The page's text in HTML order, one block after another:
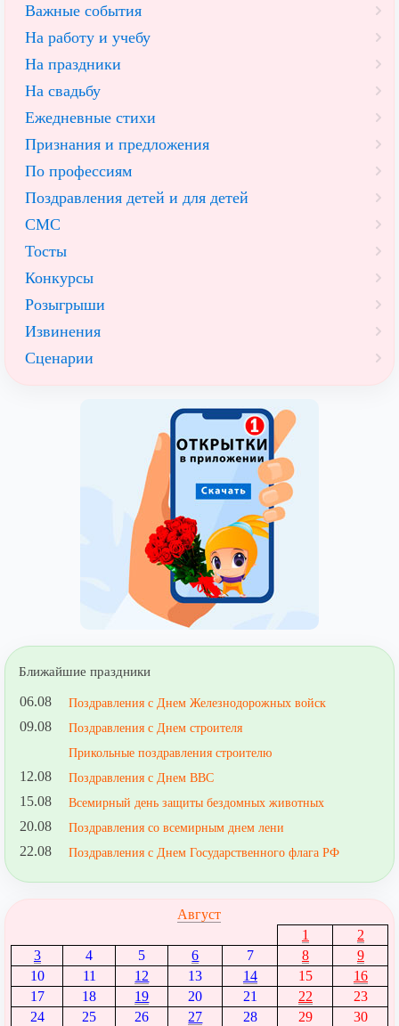
Важные события
На работу и учебу
На праздники
На свадьбу
Ежедневные стихи
Признания и предложения
По профессиям
Поздравления детей и для детей
СМС
Тосты
Конкурсы
Розыгрыши
Извинения
Сценарии
Ближайшие праздники
06.08 Поздравления с Днем Железнодорожных войск
09.08
Поздравления с Днем строителя
Прикольные поздравления строителю
12.08 Поздравления с Днем ВВС
15.08 Всемирный день защиты бездомных животных
20.08 Поздравления со всемирным днем лени
22.08 Поздравления с Днем Государственного флага РФ
Август
1
2
3
4 5 6 7 8
9
10
11 12 13 14 15
16
17
18 19 20 21 22
23
24
25 26 27 28 29 30